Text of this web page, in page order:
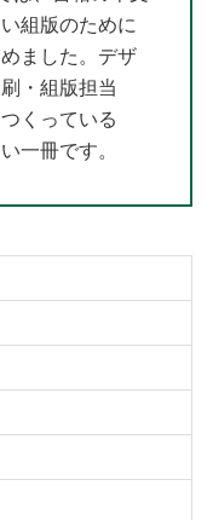
組版のために
ました。デザ
・組版担当
くっている
一冊です。